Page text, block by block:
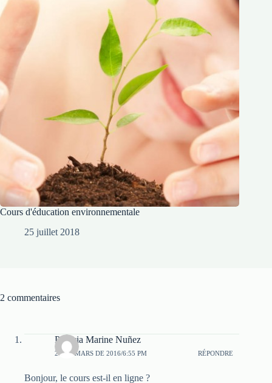
Cours d'éducation environnementale
25 juillet 2018
2 commentaires
Patricia Marine Nuñez
21 DE MARS DE 2016/6:55 PM RÉPONDRE
Bonjour, le cours est-il en ligne ?